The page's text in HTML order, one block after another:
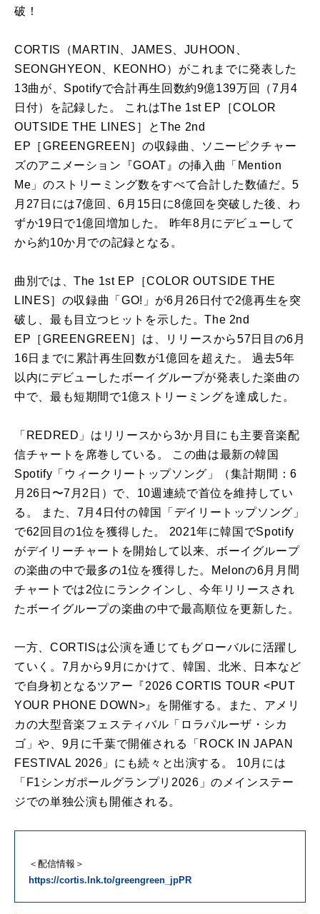
破！
CORTIS（MARTIN、JAMES、JUHOON、
SEONGHYEON、KEONHO）がこれまでに発表した
13曲が、Spotifyで合計再生回数約9億139万回（7月4
日付）を記録した。 これはThe 1st EP［COLOR
OUTSIDE THE LINES］とThe 2nd
EP［GREENGREEN］の収録曲、ソニーピクチャー
ズのアニメーション『GOAT』の挿入曲「Mention
Me」のストリーミング数をすべて合計した数値だ。5
月27日には7億回、6月15日に8億回を突破した後、わ
ずか19日で1億回増加した。 昨年8月にデビューして
から約10か月での記録となる。
曲別では、The 1st EP［COLOR OUTSIDE THE
LINES］の収録曲「GO!」が6月26日付で2億再生を突
破し、最も目立つヒットを示した。The 2nd
EP［GREENGREEN］は、リリースから57日目の6月
16日までに累計再生回数が1億回を超えた。 過去5年
以内にデビューしたボーイグループが発表した楽曲の
中で、最も短期間で1億ストリーミングを達成した。
「REDRED」はリリースから3か月目にも主要音楽配
信チャートを席巻している。 この曲は最新の韓国
Spotify「ウィークリートップソング」（集計期間：6
月26日〜7月2日）で、10週連続で首位を維持してい
る。 また、7月4日付の韓国「デイリートップソング」
で62回目の1位を獲得した。 2021年に韓国でSpotify
がデイリーチャートを開始して以来、ボーイグループ
の楽曲の中で最多の1位を獲得した。Melonの6月月間
チャートでは2位にランクインし、今年リリースされ
たボーイグループの楽曲の中で最高順位を更新した。
一方、CORTISは公演を通じてもグローバルに活躍し
ていく。7月から9月にかけて、韓国、北米、日本など
で自身初となるツアー『2026 CORTIS TOUR <PUT
YOUR PHONE DOWN>』を開催する。また、アメリ
カの大型音楽フェスティバル「ロラパルーザ・シカ
ゴ」や、9月に千葉で開催される「ROCK IN JAPAN
FESTIVAL 2026」にも続々と出演する。 10月には
「F1シンガポールグランプリ2026」のメインステー
ジでの単独公演も開催される。
＜配信情報＞
https://cortis.lnk.to/greengreen_jpPR